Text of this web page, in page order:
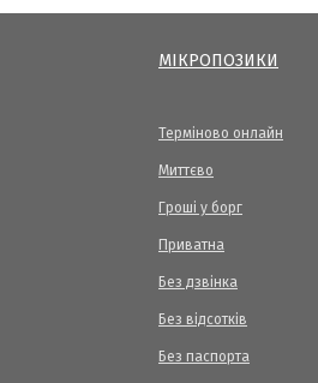
МІКРОПОЗИКИ
Терміново онлайн
Миттєво
Гроші у борг
Приватна
Без дзвінка
Без відсотків
Без паспорта